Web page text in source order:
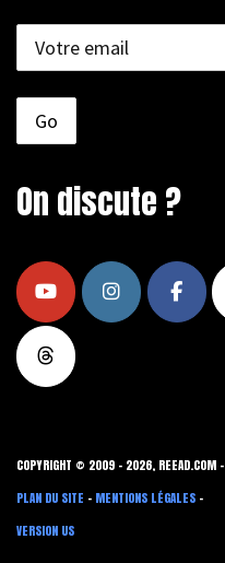
On discute ?
COPYRIGHT © 2009 - 2026, REEAD.COM -
PLAN DU SITE - MENTIONS LÉGALES -
VERSION US